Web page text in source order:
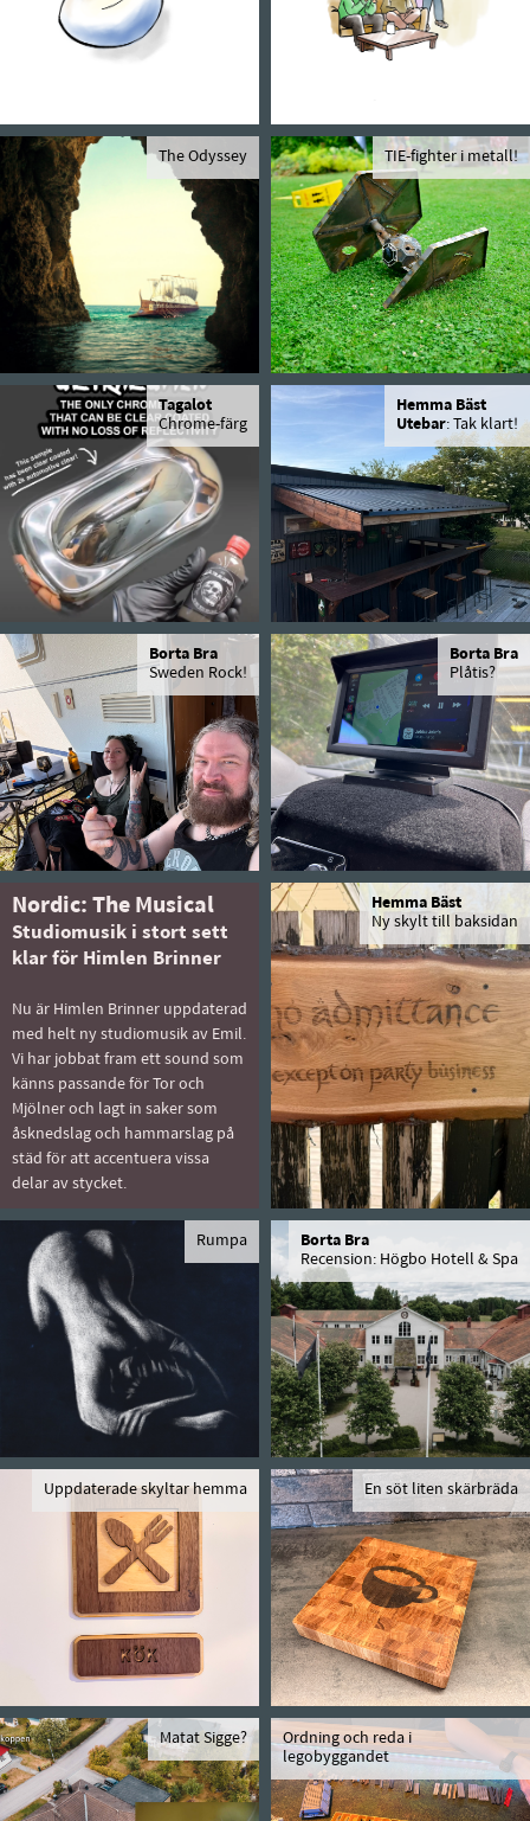
The Odyssey TIE-fighter i metall!
Tagalot
Chrome-färg
Hemma Bäst
Utebar: Tak klart!
Borta Bra
Sweden Rock!
Borta Bra
Plåtis?
Nordic: The Musical
Studiomusik i stort sett
klar för Himlen Brinner
Nu är Himlen Brinner uppdaterad
med helt ny studiomusik av Emil.
Vi har jobbat fram ett sound som
känns passande för Tor och
Mjölner och lagt in saker som
åsknedslag och hammarslag på
städ för att accentuera vissa
delar av stycket.
Hemma Bäst
Ny skylt till baksidan
Rumpa
Borta Bra
Recension: Högbo Hotell & Spa
Uppdaterade skyltar hemma En söt liten skärbräda
Matat Sigge?
Ordning och reda i
legobyggandet